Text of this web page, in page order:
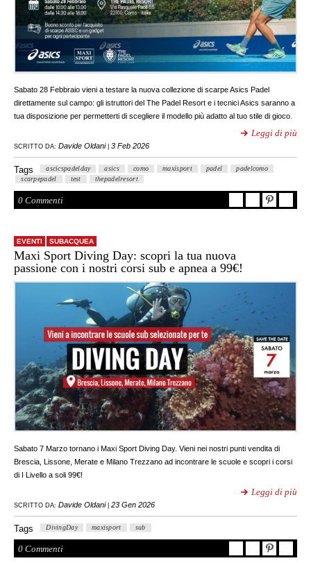
Sabato 28 Febbraio vieni a testare la nuova collezione di scarpe Asics Padel
direttamente sul campo: gli istruttori del The Padel Resort e i tecnici Asics saranno a
tua disposizione per permetterti di scegliere il modello più adatto al tuo stile di gioco.
Leggi di più
SCRITTO DA: Davide Oldani 3 Feb 2026
Tags ascicspadelday asics como maxisport padel
padelcomo
scarpepadel
test thepadelresort
0 Commenti
EVENTI SUBACQUEA
Maxi Sport Diving Day: scopri la tua nuova
passione con i nostri corsi sub e apnea a 99€!
Sabato 7 Marzo tornano i Maxi Sport Diving Day. Vieni nei nostri punti vendita di
Brescia, Lissone, Merate e Milano Trezzano ad incontrare le scuole e scopri i corsi
di I Livello a soli 99€!
Leggi di più
SCRITTO DA: Davide Oldani 23 Gen 2026
Tags DivingDay maxisport sub
0 Commenti